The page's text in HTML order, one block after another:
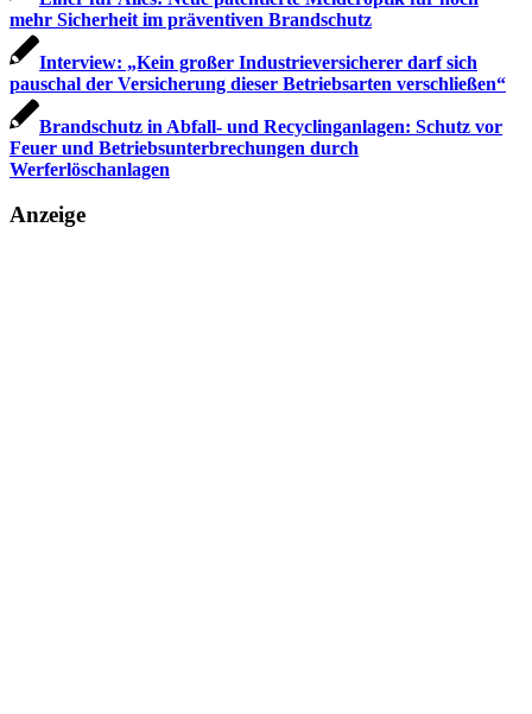
mehr Sicherheit im präventiven Brandschutz
Interview: „Kein großer Industrieversicherer darf sich
pauschal der Versicherung dieser Betriebsarten verschließen“
Brandschutz in Abfall- und Recyclinganlagen: Schutz vor
Feuer und Betriebsunterbrechungen durch
Werferlöschanlagen
Anzeige